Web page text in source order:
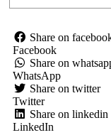
Share on
Facebook
Share on
WhatsApp
Share on twitter
Twitter
Share on linkedin
LinkedIn